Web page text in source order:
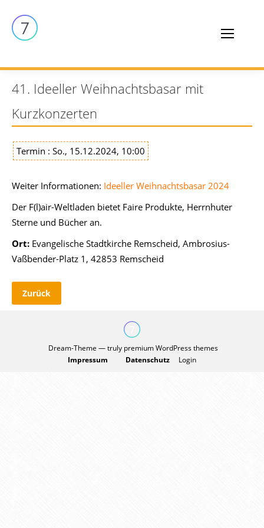
41. Ideeller Weihnachtsbasar mit
Kurzkonzerten
Termin : So., 15.12.2024, 10:00
Weiter Informationen: Ideeller Weihnachtsbasar 2024
Der F(l)air-Weltladen bietet Faire Produkte, Herrnhuter
Sterne und Bücher an.
Ort: Evangelische Stadtkirche Remscheid, Ambrosius-
Vaßbender-Platz 1, 42853 Remscheid
Zurück
Dream-Theme — truly premium WordPress themes
Impressum
Datenschutz Login